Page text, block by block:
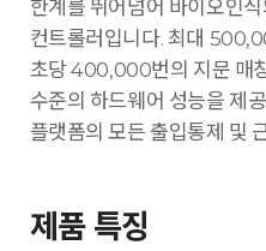
한계를 뛰어넘어 바이오인
컨트롤러입니다. 최대
초당 400,000번의 지문 매
수준의 하드웨어 성능을 제
플랫폼의 모든 출입통제 및
제품 특징